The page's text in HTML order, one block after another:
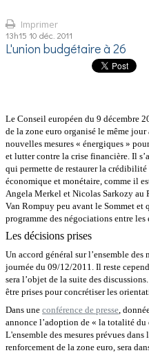
Imprimer
13h15 10 déc. 2011
L'union budgétaire à 26
Le Conseil européen du 9 décembre
de la zone euro organisé le même
nouvelles mesures « énergiques »
et lutter contre la crise financière. Il
qui permette de restaurer lacrédibilité
économique et monétaire, comme il
Angela Merkel et Nicolas Sarkozy au
Van Rompuy peu avant le Sommet et
programme des négociations entre les
Les décisions prises
Un accord général sur l’ensemble des
journée du 09/12/2011. Il reste
sera l’objet de la suite des
être prises pour concrétiser les
Dans uneconférence de presse ,
annonce l’adoption de « la totalité
L'ensemble des mesures prévues
renforcement de la zone euro, sera